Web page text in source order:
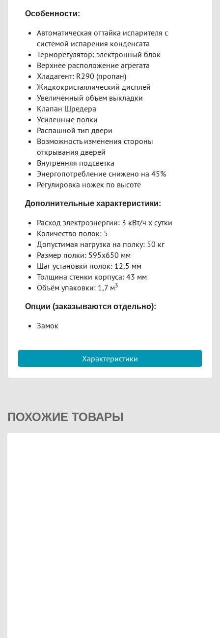
Особенности:
Автоматическая оттайка испарителя с
системой испарения конденсата
Терморегулятор: электронный блок
Верхнее расположение агрегата
Хладагент: R290 (пропан)
Жидкокристаллический дисплей
Увеличенный объем выкладки
Клапан Шредера
Усиленные полки
Распашной тип двери
Возможность изменения стороны
открывания дверей
Внутренняя подсветка
Энергопотребление снижено на 45%
Регулировка ножек по высоте
Дополнительные характеристики:
Расход электроэнергии: 3 кВт/ч х сутки
Количество полок: 5
Допустимая нагрузка на полку: 50 кг
Размер полки: 595х650 мм
Шаг установки полок: 12,5 мм
Толщина стенки корпуса: 43 мм
Объём упаковки: 1,7 м3
Опции (заказываются отдельно):
Замок
Характеристики
ПОХОЖИЕ ТОВАРЫ